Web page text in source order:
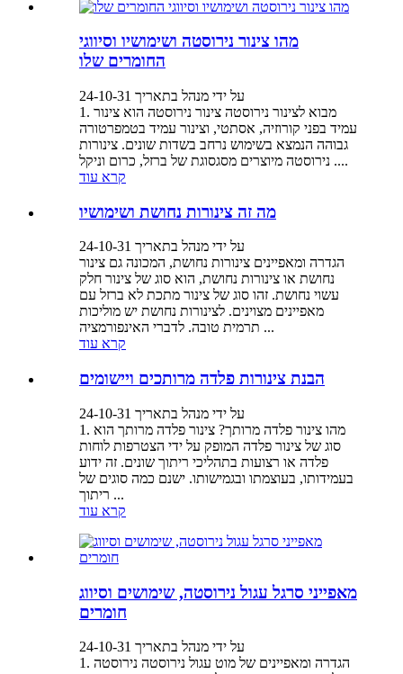
מהו צינור נירוסטה ושימושיו וסיווגי
החומרים שלו
על ידי מנהל בתאריך 24-10-31
1. מבוא לצינור נירוסטה צינור נירוסטה הוא צינור
עמיד בפני קורוזיה, אסתטי, וצינור עמיד בטמפרטורה
גבוהה הנמצא בשימוש נרחב בשדות שונים. צינורות
נירוסטה מיוצרים מסגסוגת של ברזל, כרום וניקל ....
קרא עוד
מה זה צינורות נחושת ושימושיו
על ידי מנהל בתאריך 24-10-31
הגדרה ומאפיינים צינורות נחושת, המכונה גם צינור
נחושת או צינורות נחושת, הוא סוג של צינור חלק
עשוי נחושת. זהו סוג של צינור מתכת לא ברזל עם
מאפיינים מצוינים. לצינורות נחושת יש מוליכות
תרמית טובה. לדברי האינפורמציה ...
קרא עוד
הבנת צינורות פלדה מרותכים ויישומים
על ידי מנהל בתאריך 24-10-31
1. מהו צינור פלדה מרותך? צינור פלדה מרותך הוא
סוג של צינור פלדה המופק על ידי הצטרפות לוחות
פלדה או רצועות בתהליכי ריתוך שונים. זה ידוע
בעמידותו, בעוצמתו ובגמישותו. ישנם כמה סוגים של
ריתוך ...
קרא עוד
מאפייני סרגל עגול נירוסטה, שימושים וסיווג
חומרים
על ידי מנהל בתאריך 24-10-31
1. הגדרה ומאפיינים של מוט עגול נירוסטה נירוסטה